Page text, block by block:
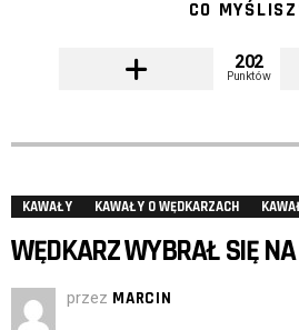
CO
202
Punktów
KAWAŁY KAWAŁY O WĘDKARZACH
WĘDKARZ WYBRAŁ SIĘ
przez MARCIN